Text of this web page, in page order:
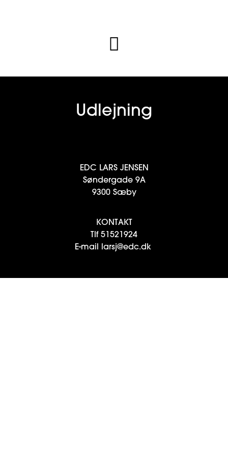
Udlejning
EDC LARS JENSEN
Søndergade 9A
9300 Sæby
KONTAKT
Tlf 51521924
E-mail
larsj@edc.dk